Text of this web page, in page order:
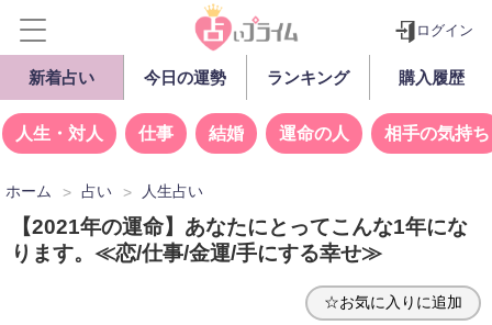
ログイン
新着占い 今日の運勢 ランキング 購入履歴
人生・対人 仕事 結婚 運命の人 相手の気持ち
ホーム 占い 人生占い
【2021年の運命】あなたにとってこんな1年にな
ります。≪恋/仕事/金運/手にする幸せ≫
☆お気に入りに追加